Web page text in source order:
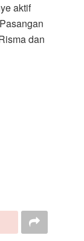
aktif
dan